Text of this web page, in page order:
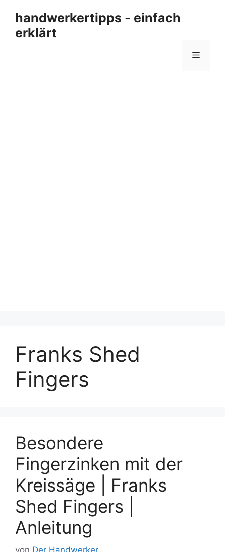
Inhalt
springen
handwerkertipps - einfach
erklärt
Menü
Franks Shed
Fingers
Besondere
Fingerzinken mit der
Kreissäge | Franks
Shed Fingers |
Anleitung
von Der Handwerker